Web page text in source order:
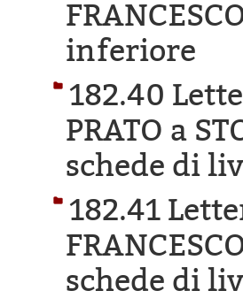
inferiore
182.40
PRATO a
schede di
182.41
schede di